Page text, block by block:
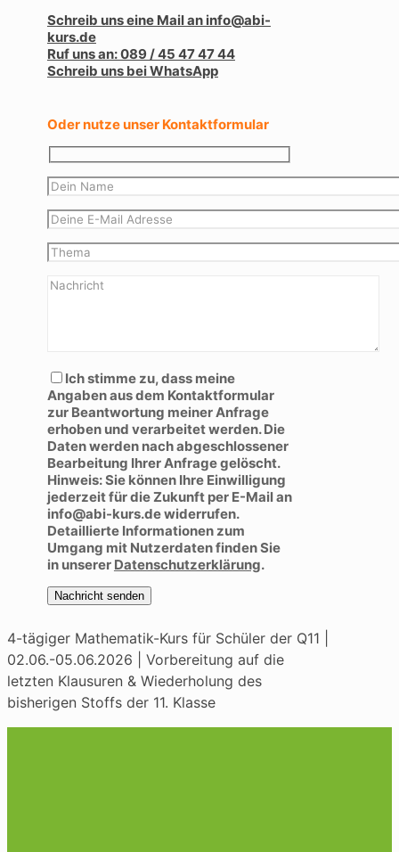
Schreib uns eine Mail an info@abi-
kurs.de
Ruf uns an: 089 / 45 47 47 44
Schreib uns bei WhatsApp
Oder nutze unser Kontaktformular
Bitte lasse dieses Feld leer.
Ich stimme zu, dass meine
Angaben aus dem Kontaktformular
zur Beantwortung meiner Anfrage
erhoben und verarbeitet werden. Die
Daten werden nach abgeschlossener
Bearbeitung Ihrer Anfrage gelöscht.
Hinweis: Sie können Ihre Einwilligung
jederzeit für die Zukunft per E-Mail an
info@abi-kurs.de widerrufen.
Detaillierte Informationen zum
Umgang mit Nutzerdaten finden Sie
in unserer Datenschutzerklärung.
4-tägiger Mathematik-Kurs für Schüler der Q11 |
02.06.-05.06.2026 | Vorbereitung auf die
letzten Klausuren & Wiederholung des
bisherigen Stoffs der 11. Klasse